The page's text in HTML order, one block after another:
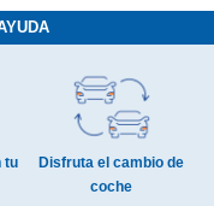
tu
Disfruta el cambio de
coche